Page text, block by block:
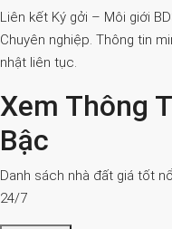
Liên kết Ký gởi – Môi giới
Chuyên nghiệp. Thông tin
nhật liên tục.
Xem Thông
Bậc
Danh sách nhà đất giá tốt
24/7